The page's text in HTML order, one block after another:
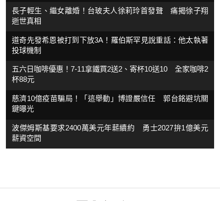
長子輕生、繼女離婚！台玻夫人徐莉玲首發聲 痛揭徐子翔
逝世真相
道奇先發希恩被打到下放3A！羅伯斯罕見說重話：他太執著
投球機制
五六日咖啡優惠！7-11拿鐵買2送2、寄杯10送10 全家咖啡2
杯88元
慈濟10億疫苗騙局！「這舉動」博證嚴信任 郭台銘避坑關
鍵曝光
波傑姆斯基要求2400萬美元年薪續約 勇士2027拚1億美元
薪資空間